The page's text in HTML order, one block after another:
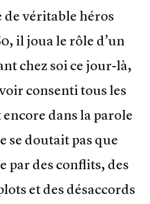
de véritable héros
il joua le rôle d’un
chez soi ce jour-là,
consenti tous les
dans la parole
se doutait pas que
par des conflits, des
et des désaccords